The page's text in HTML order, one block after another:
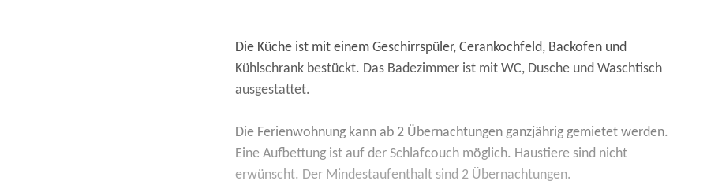
Die Küche ist mit einem Geschirrspüler, Cerankochfeld, Backofen und
Kühlschrank bestückt. Das Badezimmer ist mit WC, Dusche und Waschtisch
ausgestattet.
Die Ferienwohnung kann ab 2 Übernachtungen ganzjährig gemietet werden.
Eine Aufbettung ist auf der Schlafcouch möglich. Haustiere sind nicht
erwünscht. Der Mindestaufenthalt sind 2 Übernachtungen.